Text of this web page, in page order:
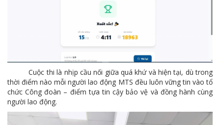
Cuộc thi là nhịp cầu nối giữa quá khứ và hiện tại, dù trong
thời điểm nào mỗi người lao động MTS đều luôn vững tin vào tổ
chức Công đoàn – điểm tựa tin cậy bảo vệ và đồng hành cùng
người lao động.